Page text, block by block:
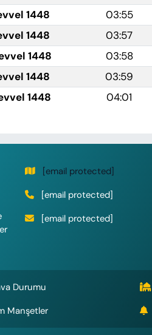
1448 03:55
1448 03:57
1448 03:58
1448 03:59
1448 04:01
[email protected]
[email protected]
[email protected]
Durumu
Manşetler